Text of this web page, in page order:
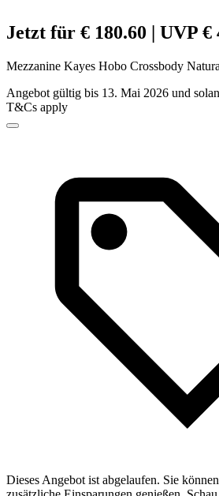
Jetzt für € 180.60 | UVP €
Mezzanine Kayes Hobo Crossbody
Angebot gültig bis 13. Mai 2026 und
T&Cs apply
Dieses Angebot ist abgelaufen. Sie